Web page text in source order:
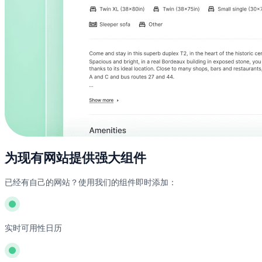
为现有网站提供强大组件
已经有自己的网站？使用我们的组件即时添加：
实时可用性日历